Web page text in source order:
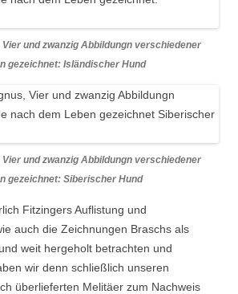
und zwanzig Abbildungn verschiedener
gezeichnet: Isländischer Hund
und zwanzig Abbildungn verschiedener
gezeichnet: Siberischer Hund
Fitzingers Auflistung und
auch die Zeichnungen Braschs als
weit hergeholt betrachten und
wir denn schließlich unseren
überlieferten Melitäer zum Nachweis